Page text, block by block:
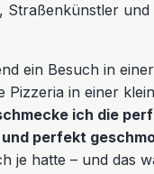
Straßenkünstler
ein Besuch in
Pizzeria in einer
ich die
perfekt
je hatte – und das